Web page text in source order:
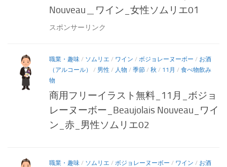
Nouveau＿ワイン_女性ソムリエ01
スポンサーリンク
職業・趣味 / ソムリエ / ワイン / ボジョレーヌーボー / お酒
（アルコール）
/ 男性 / 人物 / 季節 / 秋 / 11月 / 食べ物飲み
物
商用フリーイラスト無料_11月_ボジョ
レーヌーボー_Beaujolais Nouveau_ワイ
ン_赤_男性ソムリエ02
職業・趣味 / ソムリエ / ボジョレーヌーボー / ワイン / お酒